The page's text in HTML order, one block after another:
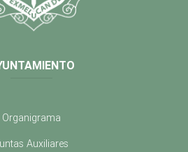
Organigrama
Auxiliares